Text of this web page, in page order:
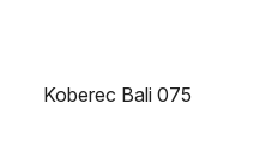
Koberec Bali 075